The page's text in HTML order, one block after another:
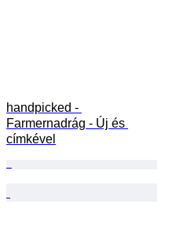
handpicked -
Farmernadrág - Új és
címkével